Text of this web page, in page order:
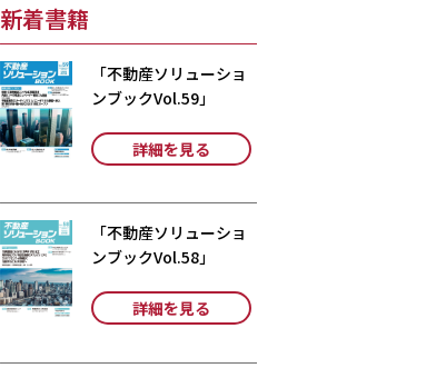
新着書籍
「不動産ソリューショ
ンブックVol.59」
詳細を見る
「不動産ソリューショ
ンブックVol.58」
詳細を見る